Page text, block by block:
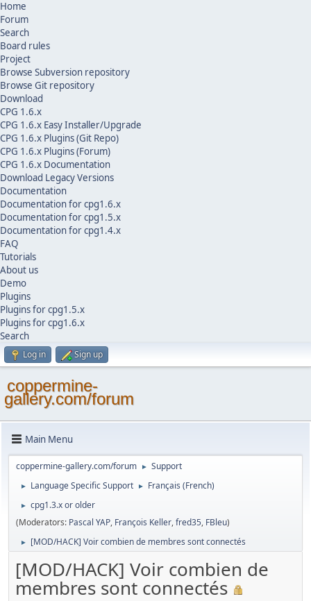
Home
Forum
Search
Board rules
Project
Browse Subversion repository
Browse Git repository
Download
CPG 1.6.x
CPG 1.6.x Easy Installer/Upgrade
CPG 1.6.x Plugins (Git Repo)
CPG 1.6.x Plugins (Forum)
CPG 1.6.x Documentation
Download Legacy Versions
Documentation
Documentation for cpg1.6.x
Documentation for cpg1.5.x
Documentation for cpg1.4.x
FAQ
Tutorials
About us
Demo
Plugins
Plugins for cpg1.5.x
Plugins for cpg1.6.x
Search
Log in Sign up
coppermine-
gallery.com/forum
Main Menu
coppermine-gallery.com/forum ► Support
► Language Specific Support ► Français (French)
►
cpg1.3.x or older
(Moderators: Pascal YAP, François Keller,fred35, FBleu)
► [MOD/HACK] Voir combien de membres sont connectés
[MOD/HACK] Voir combien de
membres sont connectés